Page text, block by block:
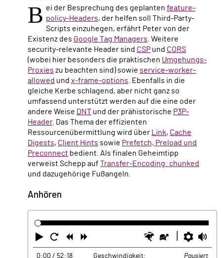
B ei der Besprechung des geplanten feature-
policy-Headers, der helfen soll Third-Party-
Scripts einzuhegen, erfährt Peter von der
Existenz des Google Tag Managers . Weitere
security-relevante Header sind CSP und CORS
(wobei hier besonders die praktischen Umgehungs-
Proxies zu beachten sind) sowie service-worker-
allowed und x-frame-options . Ebenfalls in die
gleiche Kerbe schlagend, aber nicht ganz so
umfassend unterstützt werden auf die eine oder
andere Weise DNT und der prähistorische P3P-
Header. Das Thema der effizienten
Ressourcenübermittlung wird über
Link, Cache
Digests, Client Hints sowie Prefetch, Preload und
Preconnect bedient. Als finalen Geheimtipp
verweist Schepp auf Transfer-Encoding: chunked
und dazugehörige Fußangeln.
Anhören
Abspielen
Neustart
Zurück Schneller
Langsamer
0:00 / 52:18 Geschwindigkeit: Pausiert